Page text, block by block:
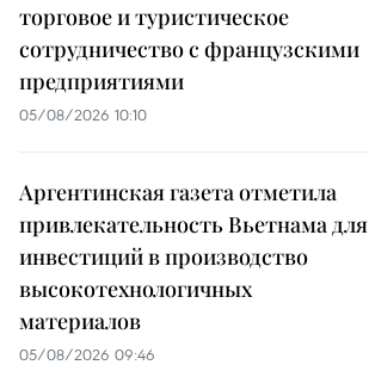
торговое и туристическое
сотрудничество с французскими
предприятиями
05/08/2026 10:10
Аргентинская газета отметила
привлекательность Вьетнама для
инвестиций в производство
высокотехнологичных
материалов
05/08/2026 09:46